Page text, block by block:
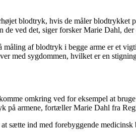
blodtryk, hvis de måler blodtrykket
ved det, siger forsker Marie Dahl,
af blodtryk i begge arme er et
med sygdommen, hvilket er en
omkring ved for eksempel at
på armene, fortæller Marie Dahl fra
ind med forebyggende